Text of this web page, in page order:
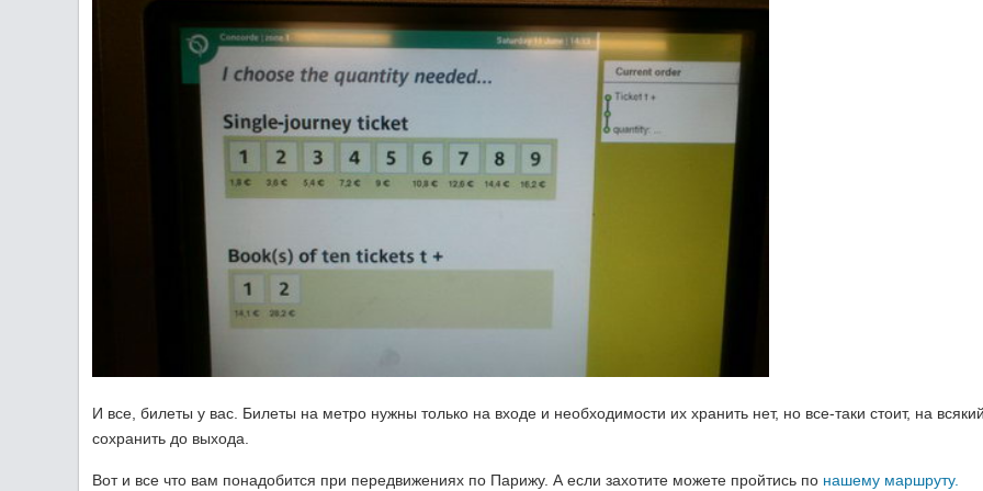
И все, билеты у вас. Билеты на метро нужны только на входе и необходимости их хранить нет, но все-таки стоит, на
сохранить до выхода.
Вот и все что вам понадобится при передвижениях по Парижу. А если захотите можете пройтись по нашему маршруту.